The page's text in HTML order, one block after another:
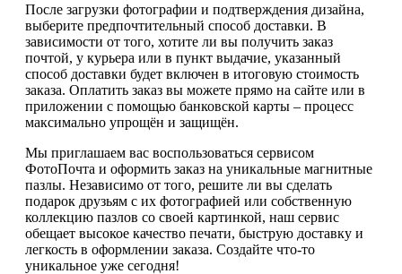
После загрузки фотографии и подтверждения дизайна,
выберите предпочтительный способ доставки. В
зависимости от того, хотите ли вы получить заказ
почтой, у курьера или в пункт выдачие, указанный
способ доставки будет включен в итоговую стоимость
заказа. Оплатить заказ вы можете прямо на сайте или в
приложении с помощью банковской карты – процесс
максимально упрощён и защищён.
Мы приглашаем вас воспользоваться сервисом
ФотоПочта и оформить заказ на уникальные магнитные
пазлы. Независимо от того, решите ли вы сделать
подарок друзьям с их фотографией или собственную
коллекцию пазлов со своей картинкой, наш сервис
обещает высокое качество печати, быструю доставку и
легкость в оформлении заказа. Создайте что-то
уникальное уже сегодня!